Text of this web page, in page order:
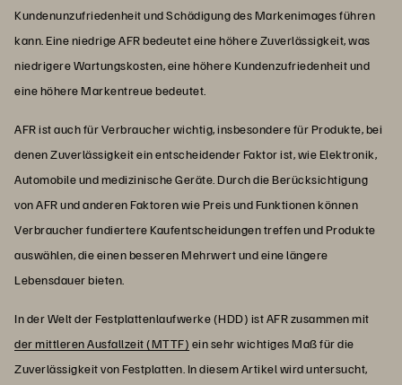
Kundenunzufriedenheit und Schädigung des Markenimages führen
kann. Eine niedrige AFR bedeutet eine höhere Zuverlässigkeit, was
niedrigere Wartungskosten, eine höhere Kundenzufriedenheit und
eine höhere Markentreue bedeutet.
AFR ist auch für Verbraucher wichtig, insbesondere für Produkte, bei
denen Zuverlässigkeit ein entscheidender Faktor ist, wie Elektronik,
Automobile und medizinische Geräte. Durch die Berücksichtigung
von AFR und anderen Faktoren wie Preis und Funktionen können
Verbraucher fundiertere Kaufentscheidungen treffen und Produkte
auswählen, die einen besseren Mehrwert und eine längere
Lebensdauer bieten.
In der Welt der Festplattenlaufwerke (HDD) ist AFR zusammen mit
der mittleren Ausfallzeit (MTTF) ein sehr wichtiges Maß für die
Zuverlässigkeit von Festplatten. In diesem Artikel wird untersucht,